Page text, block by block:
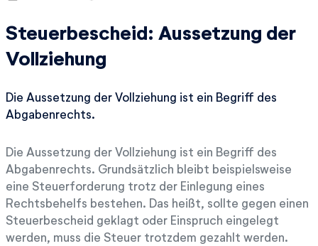
Steuertipps
Steuerbescheid: Aussetzung der
Vollziehung
Die Aussetzung der Vollziehung ist ein Begriff des
Abgabenrechts.
Die Aussetzung der Vollziehung ist ein Begriff des
Abgabenrechts. Grundsätzlich bleibt beispielsweise
eine Steuerforderung trotz der Einlegung eines
Rechtsbehelfs bestehen. Das heißt, sollte gegen einen
Steuerbescheid geklagt oder Einspruch eingelegt
werden, muss die Steuer trotzdem gezahlt werden.